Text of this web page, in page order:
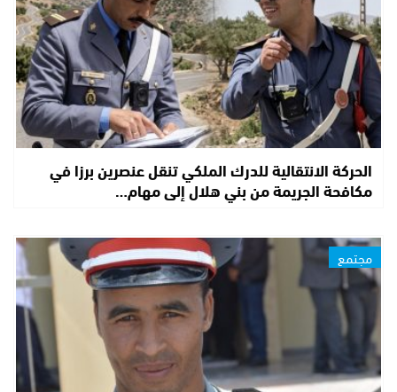
الحركة الانتقالية للدرك الملكي تنقل عنصرين برزا في
مكافحة الجريمة من بني هلال إلى مهام…
مجتمع